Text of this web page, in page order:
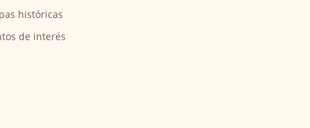
históricas
de interés